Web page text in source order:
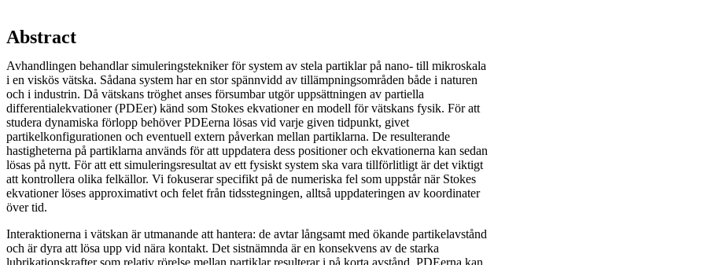
Abstract
Avhandlingen behandlar simuleringstekniker för system av stela partiklar på nano- till mikroskala
i en viskös vätska. Sådana system har en stor spännvidd av tillämpningsområden både i naturen
och i industrin. Då vätskans tröghet anses försumbar utgör uppsättningen av partiella
differentialekvationer (PDEer) känd som Stokes ekvationer en modell för vätskans fysik. För att
studera dynamiska förlopp behöver PDEerna lösas vid varje given tidpunkt, givet
partikelkonfigurationen och eventuell extern påverkan mellan partiklarna. De resulterande
hastigheterna på partiklarna används för att uppdatera dess positioner och ekvationerna kan sedan
lösas på nytt. För att ett simuleringsresultat av ett fysiskt system ska vara tillförlitligt är det viktigt
att kontrollera olika felkällor. Vi fokuserar specifikt på de numeriska fel som uppstår när Stokes
ekvationer löses approximativt och felet från tidsstegningen, alltså uppdateringen av koordinater
över tid.
Interaktionerna i vätskan är utmanande att hantera: de avtar långsamt med ökande partikelavstånd
och är dyra att lösa upp vid nära kontakt. Det sistnämnda är en konsekvens av de starka
lubrikationskrafter som relativ rörelse mellan partiklar resulterar i på korta avstånd. PDEerna kan